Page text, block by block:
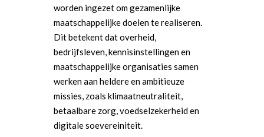
worden ingezet om gezamenlijke
maatschappelijke doelen te realiseren.
Dit betekent dat overheid,
bedrijfsleven, kennisinstellingen en
maatschappelijke organisaties samen
werken aan heldere en ambitieuze
missies, zoals klimaatneutraliteit,
betaalbare zorg, voedselzekerheid en
digitale soevereiniteit.